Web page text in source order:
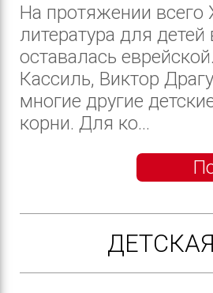
На протяжении всего
литература для
оставалась
Кассиль, Виктор
многие другие
корни. Для ко...